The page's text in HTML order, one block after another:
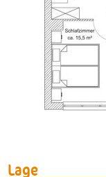
Lage